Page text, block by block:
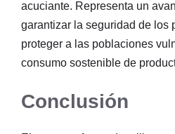
acuciante. Representa un
garantizar la seguridad de los
proteger a las poblaciones
consumo sostenible de
Conclusión